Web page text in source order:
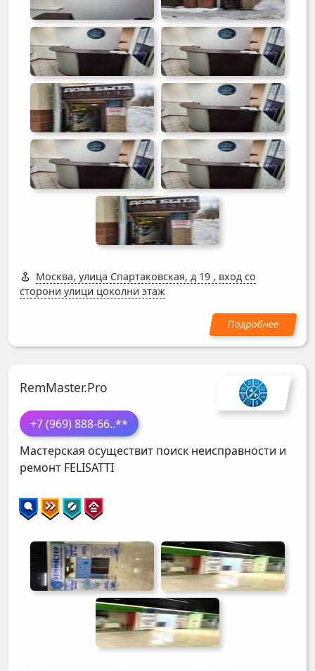
Москва, улица Спартаковская, д 19 , вход со
сторони улици цоколни этаж
RemMaster.Pro
+7 (969) 888-66..**
Мастерская осуществит поиск неисправности и
ремонт FELISATTI